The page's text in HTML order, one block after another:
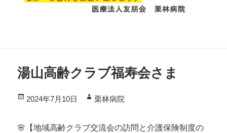
湯山高齢クラブ福寿会さま
投
日:
2024年7月10日
作
者
栗林病院
🌸【地域高齢クラブ交流会の訪問と介護保険制度の